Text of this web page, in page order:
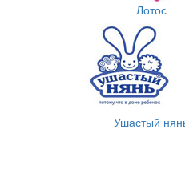
Лотос
Ушастый